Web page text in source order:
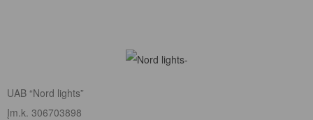
UAB “Nord lights”
Įm.k. 306703898